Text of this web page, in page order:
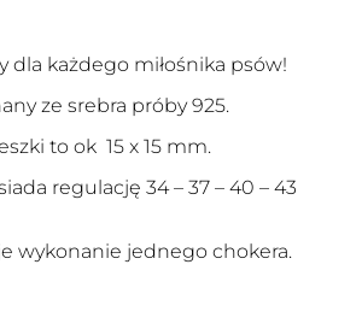
dla każdego miłośnika psów!
ze srebra próby 925.
to ok 15 x 15 mm.
regulację 34 – 37 – 40 – 43
wykonanie jednego chokera.